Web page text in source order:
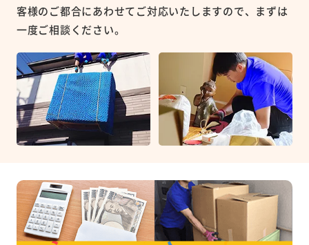
客様のご都合にあわせてご対応いたしますので、まずは
一度ご相談ください。